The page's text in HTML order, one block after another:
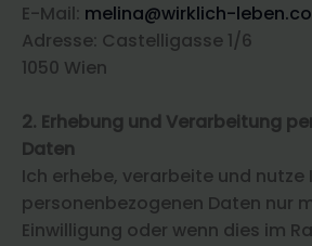
E-Mail: melina@wirklich-
Adresse: Castelligasse 1/6
1050 Wien
2. Erhebung und Verarbeitung
Daten
Ich erhebe, verarbeite und nutze
personenbezogenen Daten nur
Einwilligung oder wenn dies im